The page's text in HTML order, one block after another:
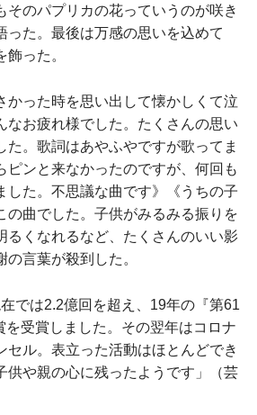
のパプリカの花っていうのが咲き
た。最後は万感の思いを込めて
った。
った時を思い出して懐かしくて泣
なお疲れ様でした。たくさんの思い
。歌詞はあやふやですが歌ってま
ピンと来なかったのですが、何回も
した。不思議な曲です》《うちの子
の曲でした。子供がみるみる振りを
るくなれるなど、たくさんのいい影
言葉が殺到した。
では2.2億回を超え、19年の『第61
受賞しました。その翌年はコロナ
ル。表立った活動はほとんどでき
供や親の心に残ったようです」（芸